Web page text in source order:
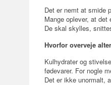
Det er nemt at smide
Mange oplever, at
De skal skylles,
Hvorfor overveje
Kulhydrater og
fødevarer. For nogle
Det er ikke unormalt,